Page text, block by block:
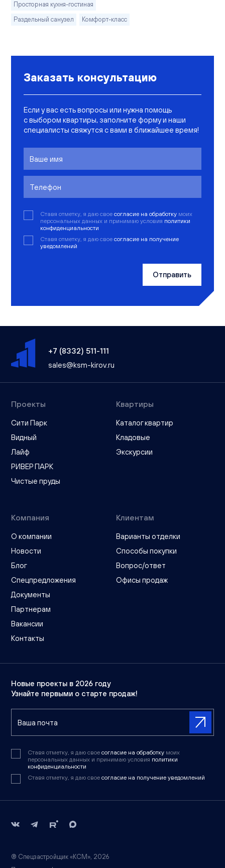
Просторная кухня-гостиная
Раздельный санузел
Комфорт-класс
Заказать консультацию
Если у вас есть вопросы или нужна помощь
с выбором квартиры, заполните форму и наши
специалисты свяжутся с вами в ближайшее время!
Ставя отметку, я даю свое согласие на обработку моих
персональных данных и принимаю условия политики
конфиденциальности
Ставя отметку, я даю свое согласие на получение
уведомлений
Отправить
+7 (8332) 511-111
sales@ksm-kirov.ru
Проекты
Сити Парк
Видный
Лайф
РИВЕР ПАРК
Чистые пруды
Квартиры
Каталог квартир
Кладовые
Экскурсии
Компания
О компании
Новости
Блог
Спецпредложения
Документы
Партнерам
Вакансии
Контакты
Клиентам
Варианты отделки
Способы покупки
Вопрос/ответ
Офисы продаж
Новые проекты в 2026 году
Узнайте первыми о старте продаж!
Ставя отметку, я даю свое согласие на обработку моих
персональных данных и принимаю условия политики
конфиденциальности
Ставя отметку, я даю свое согласие на получение уведомлений
® Спецзастройщик «КСМ», 2026